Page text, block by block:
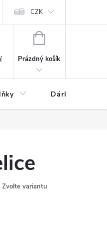
CZK
NÁKUPNÍ
Prázdný košík
Dárkové
Zvolte variantu